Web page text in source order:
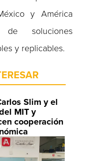
y América
soluciones
y replicables.
Slim y el
MIT y
cooperación